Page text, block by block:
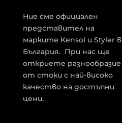
Ние сме официален
представител на
марките Kensol и Styler в
България. При нас ще
откриете разнообразие
от стоки с най-високо
качество на достъпни
цени.